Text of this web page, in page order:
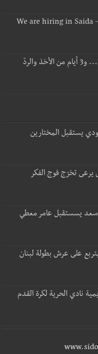
We are hiring in Saida
جولة ثامنة مطلع أيلول... و3 أيام من الأخذ والردّ
يستقبل المختارين
تخرّج فوج الفكر
سعد يسستقبل عامر معطي
على عرش بطولة لبنان
نادي الحرية لكرة القدم